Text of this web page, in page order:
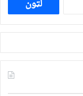
لپاره
لټون: